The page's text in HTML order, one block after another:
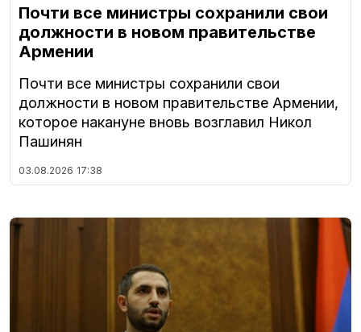
Почти все министры сохранили свои
должности в новом правительстве
Армении
Почти все министры сохранили свои
должности в новом правительстве Армении,
которое накануне вновь возглавил Никол
Пашинян
03.08.2026 17:38